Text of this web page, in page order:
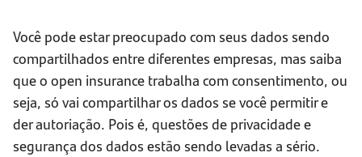
Você pode estar preocupado com seus dados sendo
compartilhados entre diferentes empresas, mas saiba
que o open insurance trabalha com consentimento, ou
seja, só vai compartilhar os dados se você permitir e
der autoriação. Pois é, questões de privacidade e
segurança dos dados estão sendo levadas a sério.